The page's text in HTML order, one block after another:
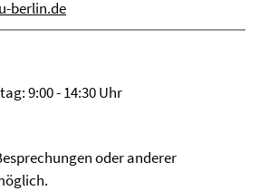
berlin.de
9:00 - 14:30 Uhr
oder anderer